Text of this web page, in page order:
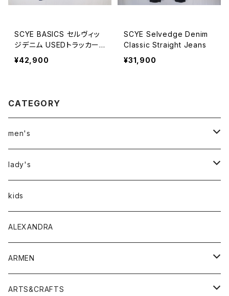
SCYE BASICS セルヴィッ
ジデニム USEDトラッカー
ジャケット MEN
¥42,900
SCYE Selvedge Denim
Classic Straight Jeans
¥31,900
CATEGORY
men's
アウター
トップス
Tシャツ
シャツ
ボトムス
lady's
アウター
トップス
Tシャツ・カットソー
シャツ・ブラウス
ボトムス
パンツ
ワンピース・オールインワン
kids
ALEXANDRA
ARMEN
アウター
ARTS&CRAFTS